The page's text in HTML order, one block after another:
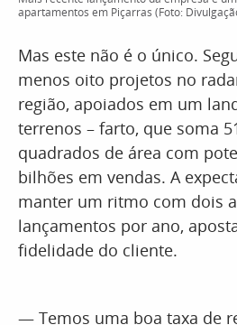
apartamentos em Piçarras (Foto:
Mas este não é o único.
menos oito projetos no
região, apoiados em um
terrenos – farto, que soma
quadrados de área com
bilhões em vendas. A
manter um ritmo com dois
lançamentos por ano,
fidelidade do cliente.
— Temos uma boa taxa de